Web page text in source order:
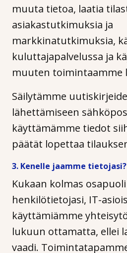
muuta tietoa, laatia
asiakastutkimuksia ja
markkinatutkimuksia,
kuluttajapalvelussa ja
muuten toimintaamme
Säilytämme
lähettämiseen
käyttämämme tiedot
päätät lopettaa
3. Kenelle jaamme tietojasi?
Kukaan kolmas
henkilötietojasi, IT-
käyttämiämme
lukuun ottamatta, ellei
vaadi.